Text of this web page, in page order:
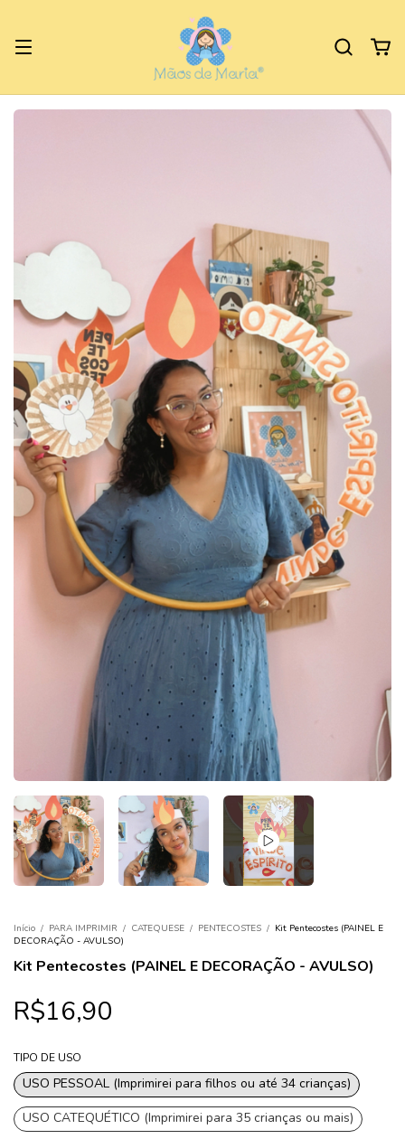
Início / PARA IMPRIMIR / CATEQUESE / PENTECOSTES / Kit Pentecostes (PAINEL E
DECORAÇÃO - AVULSO)
Kit Pentecostes (PAINEL E DECORAÇÃO - AVULSO)
R$16,90
TIPO DE USO
USO PESSOAL (Imprimirei para filhos ou até 34 crianças)
USO CATEQUÉTICO (Imprimirei para 35 crianças ou mais)